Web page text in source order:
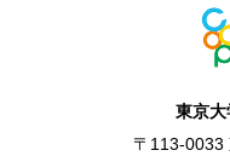
東京
〒113-